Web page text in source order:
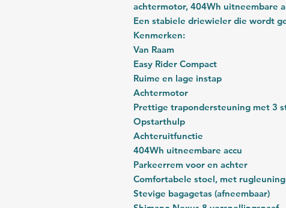
achtermotor, 404Wh uitneembare
Een stabiele driewieler die wordt
Kenmerken:
Van Raam
Easy Rider Compact
Ruime en lage instap
Achtermotor
Prettige trapondersteuning met 3
Opstarthulp
Achteruitfunctie
404Wh uitneembare accu
Parkeerrem voor en achter
Comfortabele stoel, met rugleuning
Stevige bagagetas (afneembaar)